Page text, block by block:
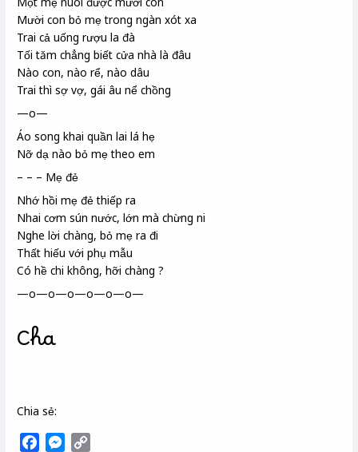
Mười con bỏ mẹ trong ngàn xót xa
Trai cả uống rượu la đà
Tối tăm chẳng biết cửa nhà là đâu
Nào con, nào rể, nào dâu
Trai thì sợ vợ, gái âu nể chồng
—o—
Áo song khai quần lai lá hẹ
Nỡ dạ nào bỏ mẹ theo em
– – – Mẹ đẻ
Nhớ hồi mẹ đẻ thiếp ra
Nhai cơm sún nước, lớn mà chừng ni
Nghe lời chàng, bỏ mẹ ra đi
Thất hiếu với phụ mẫu
Có hề chi không, hỡi chàng ?
—o—o—o—o—o—o—
Cha
Chia sẻ:
M